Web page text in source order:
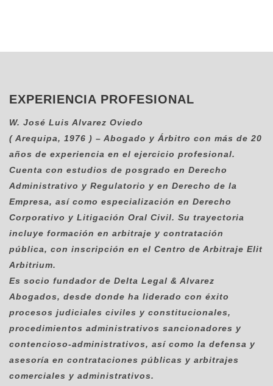
EXPERIENCIA PROFESIONAL
W. José Luis Alvarez Oviedo
( Arequipa, 1976 ) – Abogado y Árbitro con más de 20
años de experiencia en el ejercicio profesional.
Cuenta con estudios de posgrado en Derecho
Administrativo y Regulatorio y en Derecho de la
Empresa, así como especialización en Derecho
Corporativo y Litigación Oral Civil. Su trayectoria
incluye formación en arbitraje y contratación
pública, con inscripción en el Centro de Arbitraje Elit
Arbitrium.
Es socio fundador de Delta Legal & Alvarez
Abogados, desde donde ha liderado con éxito
procesos judiciales civiles y constitucionales,
procedimientos administrativos sancionadores y
contencioso-administrativos, así como la defensa y
asesoría en contrataciones públicas y arbitrajes
comerciales y administrativos.